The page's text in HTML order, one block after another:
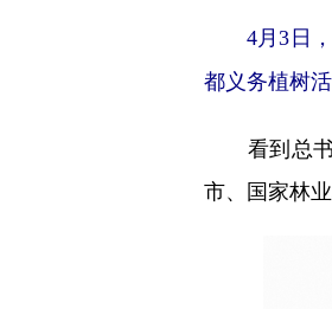
4月3日，
都义务植树
看到总书
市、国家林